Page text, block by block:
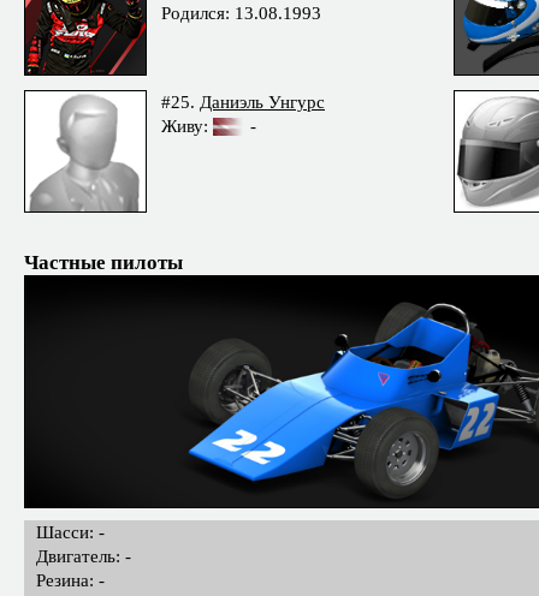
Родился: 13.08.1993
#25. Даниэль Унгурс
Живу:
-
Частные пилоты
Шасси: -
Двигатель: -
Резина: -